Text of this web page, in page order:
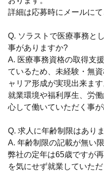
詳細は応募時にメールに
Q. ソラストで医療事務と
事がありますか?
A. 医療事務資格の取得支
ているため、未経験・無
ャリア形成が実現出来ます
就業環境や福利厚生、労
心して働いていただく事が
Q. 求人に年齢制限はあり
A. 年齢制限の記載が無い
弊社の定年は65歳ですが
を気にせず就業していただ